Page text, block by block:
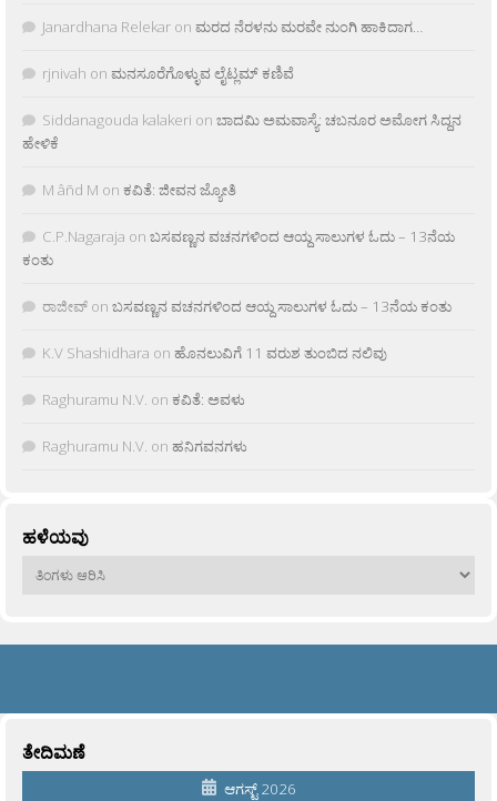
Janardhana Relekar on ಮರದ ನೆರಳನು ಮರವೇ ನುಂಗಿ ಹಾಕಿದಾಗ…
rjnivah on ಮನಸೂರೆಗೊಳ್ಳುವ ಲೈಟ್ಲಮ್ ಕಣಿವೆ
Siddanagouda kalakeri on ಬಾದಮಿ ಅಮವಾಸ್ಯೆ: ಚಬನೂರ ಅಮೋಗ ಸಿದ್ದನ
ಹೇಳಿಕೆ
M âñd M on ಕವಿತೆ: ಜೀವನ ಜ್ಯೋತಿ
C.P.Nagaraja on ಬಸವಣ್ಣನ ವಚನಗಳಿಂದ ಆಯ್ದ ಸಾಲುಗಳ ಓದು – 13ನೆಯ
ಕಂತು
ರಾಜೀವ್ on ಬಸವಣ್ಣನ ವಚನಗಳಿಂದ ಆಯ್ದ ಸಾಲುಗಳ ಓದು – 13ನೆಯ ಕಂತು
K.V Shashidhara on ಹೊನಲುವಿಗೆ 11 ವರುಶ ತುಂಬಿದ ನಲಿವು
Raghuramu N.V. on ಕವಿತೆ: ಅವಳು
Raghuramu N.V. on ಹನಿಗವನಗಳು
ಹಳೆಯವು
ಹಳೆಯವು
ತೇದಿಮಣೆ
ಆಗಸ್ಟ್ 2026